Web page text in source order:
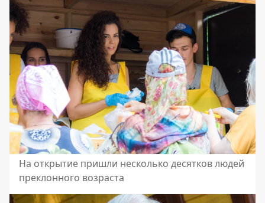
На открытие пришли несколько десятков людей
преклонного возраста